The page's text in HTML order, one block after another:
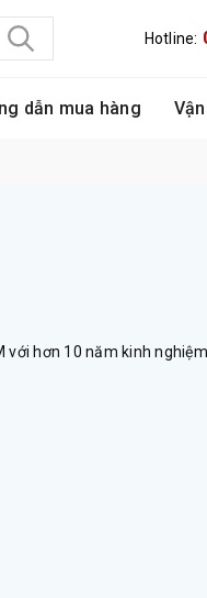
Hotline:
dẫn mua hàng
với hơn 10 năm kinh